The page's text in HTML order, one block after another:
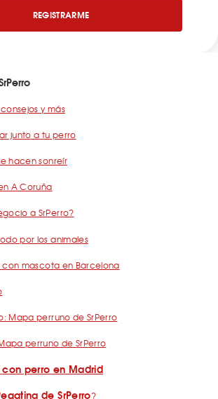
REGISTRARME
y más
junto a tu perro
hacen sonreír
A Coruña
a SrPerro?
por los animales
con mascota en Barcelona
Mapa perruno de SrPerro
perruno de SrPerro
con perro en Madrid
de SrPerro?